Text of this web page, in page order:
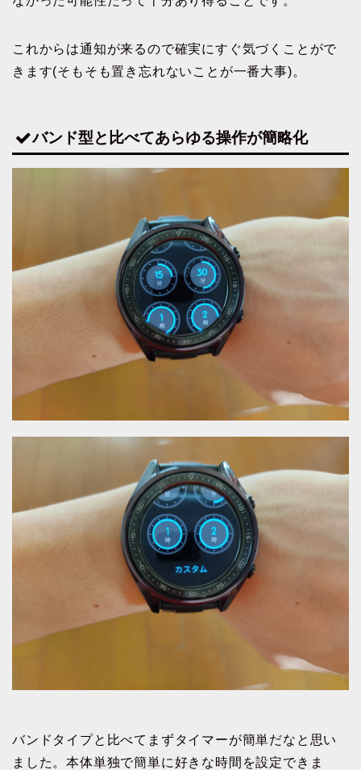
これからは通知が来るので確実にすぐ気づくことがで
きます(そもそも置き忘れないことが一番大事)。
バンド型と比べてあらゆる操作が簡略化
バンドタイプと比べてまずタイマーが簡単だなと思い
ました。本体単独で簡単に好きな時間を設定できま